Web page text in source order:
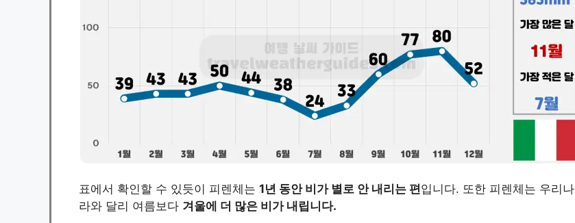
표에서 확인할 수 있듯이 피렌체는 1년 동안 비가 별로 안 내리는 편입니다. 또한 피렌체는 우리나
라와 달리 여름보다 겨울에 더 많은 비가 내립니다.